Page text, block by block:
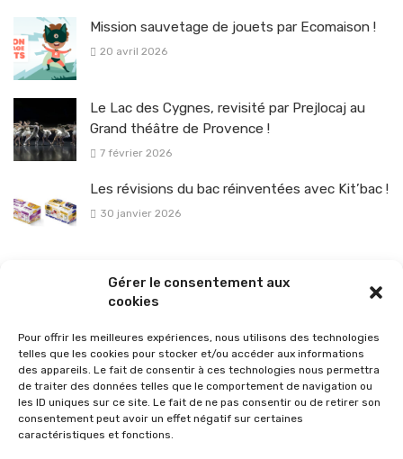
Gérer le consentement aux
cookies
Pour offrir les meilleures expériences, nous utilisons des technologies
telles que les cookies pour stocker et/ou accéder aux informations
des appareils. Le fait de consentir à ces technologies nous permettra
de traiter des données telles que le comportement de navigation ou
les ID uniques sur ce site. Le fait de ne pas consentir ou de retirer son
consentement peut avoir un effet négatif sur certaines
caractéristiques et fonctions.
Mission sauvetage de jouets par Ecomaison !
20 avril 2026
Le Lac des Cygnes, revisité par Prejlocaj au
Grand théâtre de Provence !
7 février 2026
Les révisions du bac réinventées avec Kit’bac !
30 janvier 2026